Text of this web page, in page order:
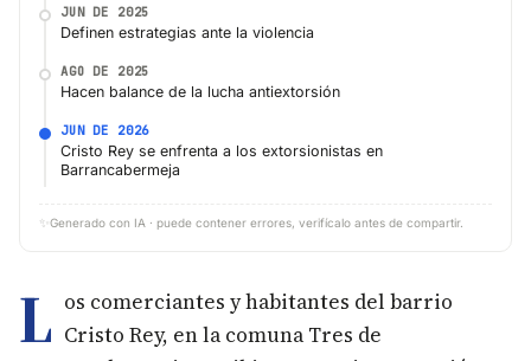
JUN DE 2025
Definen estrategias ante la violencia
AGO DE 2025
Hacen balance de la lucha antiextorsión
JUN DE 2026
Cristo Rey se enfrenta a los extorsionistas en
Barrancabermeja
✨ Generado con IA · puede contener errores, verifícalo antes de compartir.
L os comerciantes y habitantes del barrio
Cristo Rey, en la comuna Tres de